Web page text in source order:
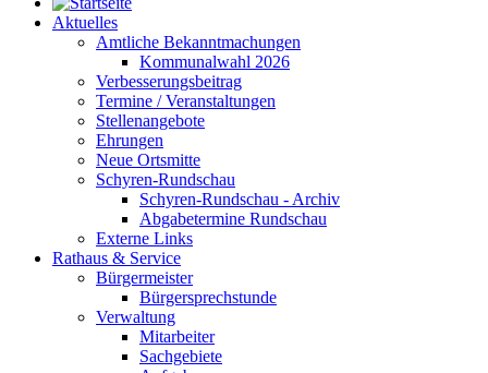
Aktuelles
Amtliche Bekanntmachungen
Kommunalwahl 2026
Verbesserungsbeitrag
Termine / Veranstaltungen
Stellenangebote
Ehrungen
Neue Ortsmitte
Schyren-Rundschau
Schyren-Rundschau - Archiv
Abgabetermine Rundschau
Externe Links
Rathaus & Service
Bürgermeister
Bürgersprechstunde
Verwaltung
Mitarbeiter
Sachgebiete